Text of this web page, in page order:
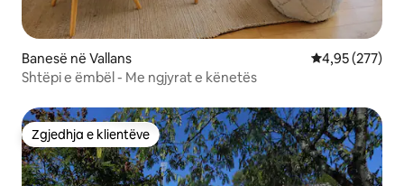
Banesë në Vallans Vlerësimi
4,95 (277)
Shtëpi e ëmbël - Me ngjyrat e kënetës
Zgjedhja e klientëve
Zgjedhja e klientëve